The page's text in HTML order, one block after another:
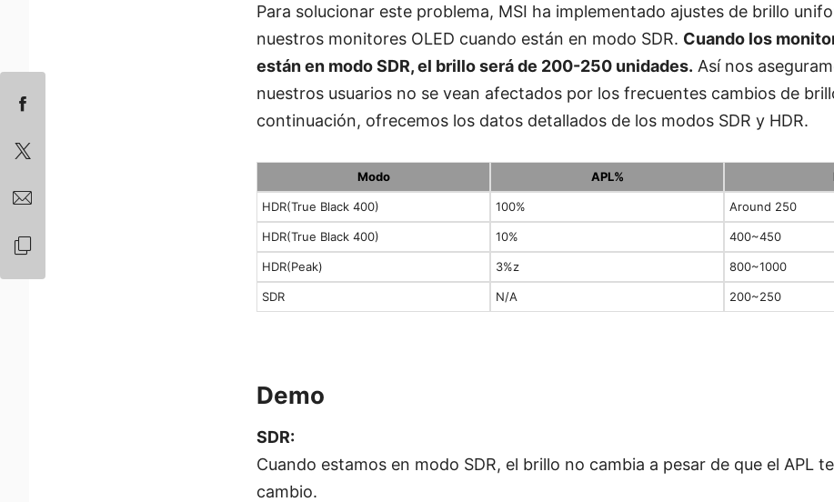
Para solucionar este problema, MSI ha implementado ajustes de brillo
nuestros monitores OLED cuando están en modo SDR. Cuando los
están en modo SDR, el brillo será de 200-250 unidades. Así nos
nuestros usuarios no se vean afectados por los frecuentes cambios de
continuación, ofrecemos los datos detallados de los modos SDR y HDR.
Modo APL%
HDR(True Black 400) 100% Around 250
HDR(True Black 400) 10% 400~450
HDR(Peak) 3%z 800~1000
SDR N/A 200~250
Demo
SDR:
Cuando estamos en modo SDR, el brillo no cambia a pesar de que el APL
cambio.